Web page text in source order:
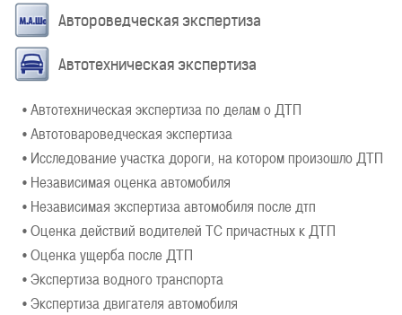
Автороведческая экспертиза
Автотехническая экспертиза
• Автотехническая экспертиза по делам о ДТП
• Автотовароведческая экспертиза
• Исследование участка дороги, на котором произошло ДТП
• Независимая оценка автомобиля
• Независимая экспертиза автомобиля после дтп
• Оценка действий водителей ТС причастных к ДТП
• Оценка ущерба после ДТП
• Экспертиза водного транспорта
• Экспертиза двигателя автомобиля